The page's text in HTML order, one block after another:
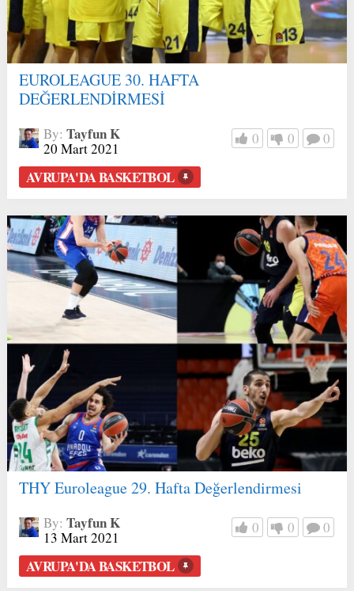
EUROLEAGUE 30. HAFTA
DEĞERLENDİRMESİ
By: Tayfun K
20 Mart 2021
0 0 0
AVRUPA'DA BASKETBOL
THY Euroleague 29. Hafta Değerlendirmesi
By: Tayfun K
13 Mart 2021
0 0 0
AVRUPA'DA BASKETBOL